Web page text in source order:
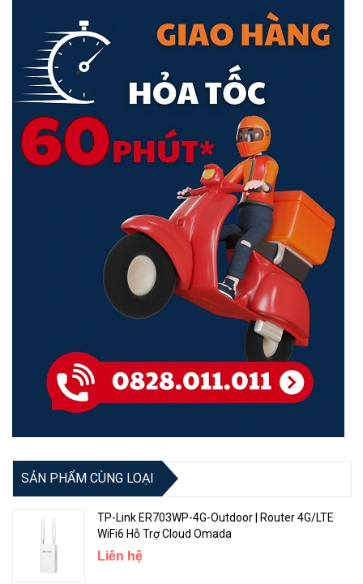
Ngoài việc kết nối bằng Wi-Fi, ProLink DL-7203E còn hỗ trợ bạn kết
nối thiết bị bằng cổng WAN/LAN với tốc độ cao 10/100Mbps. Bạn
có thể thỏa sức tùy chọn kết nối theo từng công việc của mình.
Hình ảnh thực tế bộ phát WiFi 4G ProLink 7203E-B
SẢN PHẨM CÙNG LOẠI
TP-Link ER703WP-4G-Outdoor | Router 4G/LTE
WiFi6 Hỗ Trợ Cloud Omada
Liên hệ